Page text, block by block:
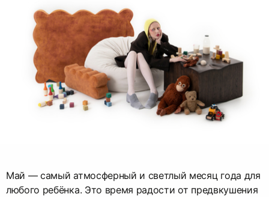
Май — самый атмосферный и светлый месяц года для
любого ребёнка. Это время радости от предвкушения